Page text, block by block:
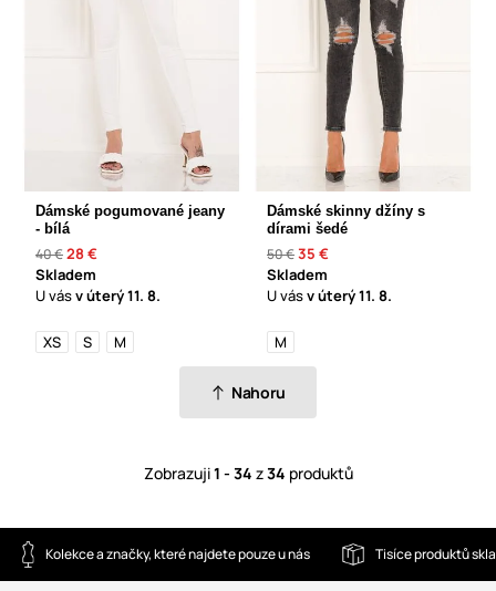
Dámské pogumované jeany
- bílá
40 €28 €
Skladem
U vásv úterý11. 8.
XS S M
Dámské skinny džíny s
dírami šedé
50 €35 €
Skladem
U vásv úterý11. 8.
M
Nahoru
Zobrazuji1 - 34 z34 produktů
Kolekce a značky, které najdete pouze u nás Tisíce produktů